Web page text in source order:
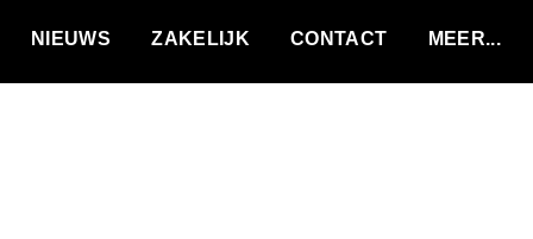
NIEUWS ZAKELIJK CONTACT